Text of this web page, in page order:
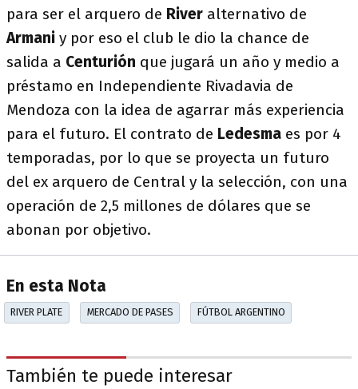
para ser el arquero de River alternativo de
Armani y por eso el club le dio la chance de
salida a Centurión que jugará un año y medio a
préstamo en Independiente Rivadavia de
Mendoza con la idea de agarrar más experiencia
para el futuro. El contrato de Ledesma es por 4
temporadas, por lo que se proyecta un futuro
del ex arquero de Central y la selección, con una
operación de 2,5 millones de dólares que se
abonan por objetivo.
En esta Nota
RIVER PLATE MERCADO DE PASES FÚTBOL ARGENTINO
También te puede interesar